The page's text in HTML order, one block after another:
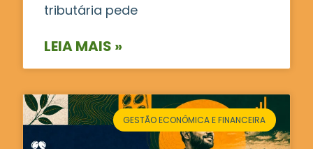
tributária pede
LEIA MAIS »
GESTÃO ECONÔMICA E FINANCEIRA